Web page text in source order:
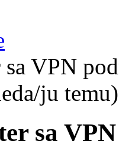
VPN
ju
sa